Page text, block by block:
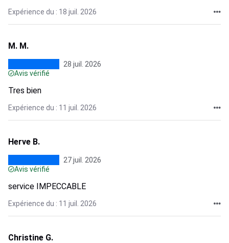
Expérience du : 18 juil. 2026
M. M.
28 juil. 2026
Avis vérifié
Tres bien
Expérience du : 11 juil. 2026
Herve B.
27 juil. 2026
Avis vérifié
service IMPECCABLE
Expérience du : 11 juil. 2026
Christine G.